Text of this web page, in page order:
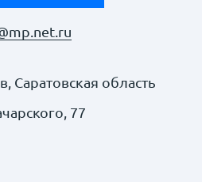
Саратовская область
77